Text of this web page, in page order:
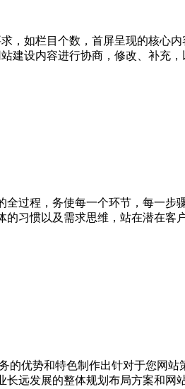
，如栏目个数，首屏呈现的核心
建设内容进行协商，修改、补充
过程，务使每一个环节，每一步
习惯以及需求思维，站在潜在客
优势和特色制作出针对于您网
远发展的整体规划布局方案和网